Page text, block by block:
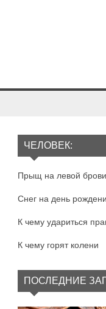
ЧЕЛОВЕК:
Прыщ на левой брови
Снег на день
К чему удариться
К чему горят колени
ПОСЛЕДНИЕ